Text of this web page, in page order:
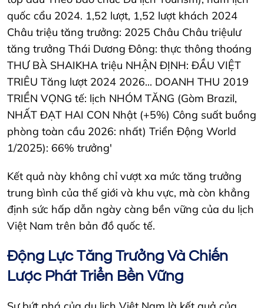
Kết quả này không chỉ vượt xa mức tăng trưởng
trung bình của thế giới và khu vực, mà còn khẳng
định sức hấp dẫn ngày càng bền vững của du lịch
Việt Nam trên bản đồ quốc tế.
Động Lực Tăng Trưởng Và Chiến
Lược Phát Triển Bền Vững